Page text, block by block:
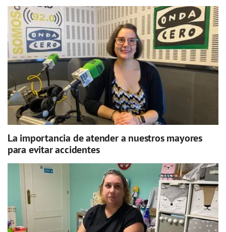
La importancia de atender a nuestros mayores
para evitar accidentes